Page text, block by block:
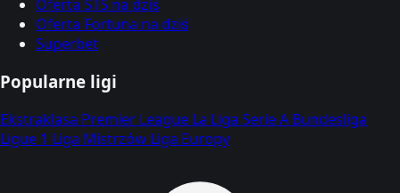
Oferta STS na dziś
Oferta Fortuna na dziś
Superbet
Popularne ligi
Ekstraklasa Premier League La Liga Serie A Bundesliga
Ligue 1 Liga Mistrzów Liga Europy